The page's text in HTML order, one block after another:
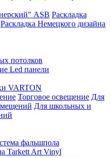
ASB Раскладка
Раскладка Немецкого дизайна
потолков
Led панели
VARTON
Торговое освещение Для
Для школьных и
фальшпола
Tarkett Art Vinyl